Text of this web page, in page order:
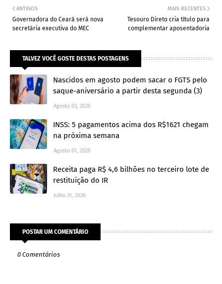
MAIS RECENTES
Tesouro Direto cria título para
complementar aposentadoria
ANTIGOS
Governadora do Ceará será nova
secretária executiva do MEC
TALVEZ VOCÊ GOSTE DESTAS POSTAGENS
Nascidos em agosto podem sacar o FGTS pelo
saque-aniversário a partir desta segunda (3)
Agosto 03, 2026
INSS: 5 pagamentos acima dos R$1621 chegam
na próxima semana
Agosto 01, 2026
Receita paga R$ 4,6 bilhões no terceiro lote de
restituição do IR
Julho 31, 2026
POSTAR UM COMENTÁRIO
0 Comentários